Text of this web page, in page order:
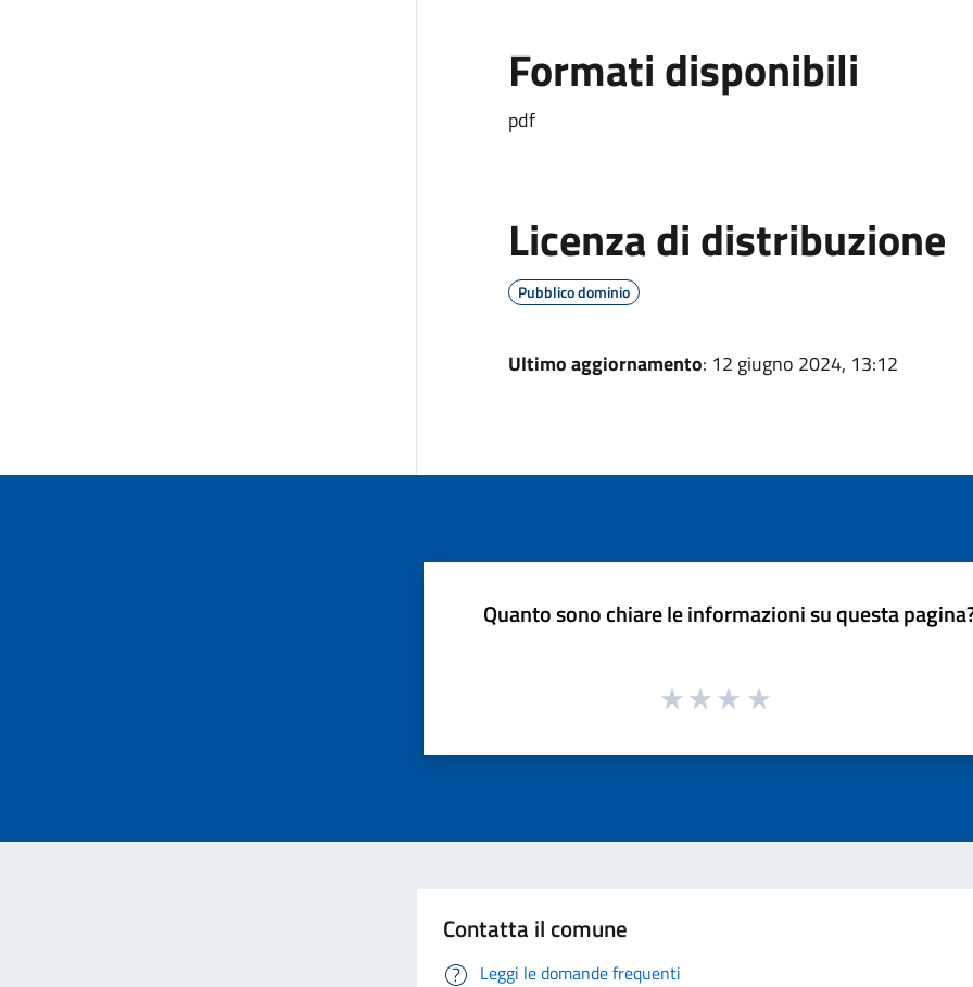
Formati disponibili
pdf
Licenza di distribuzione
Pubblico dominio
Ultimo aggiornamento: 12 giugno 2024, 13:12
Quanto sono chiare le informazioni su questa
Contatta il comune
Leggi le domande frequenti